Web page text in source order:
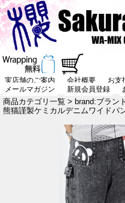
実店舗のご案内 会社概要 お支
メールマガジン
新規会員登録
商品カテゴリ一覧 > brand:ブラン
熊猫謹製ケミカルデニムワイドパ